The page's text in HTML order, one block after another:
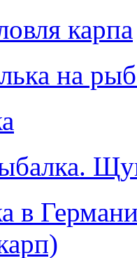
карпа
на
в